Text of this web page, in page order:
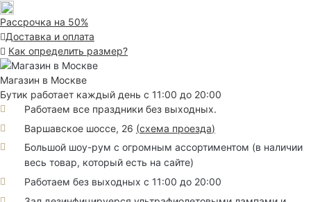
Рассрочка на 50%
Доставка и оплата
Как определить размер?
Магазин в Москве
Бутик работает каждый день с 11:00 до 20:00
Работаем все праздники без выходных.
Варшавское шоссе, 26 (схема проезда)
Большой шоу-рум с огромным ассортиментом (в наличии
весь товар, который есть на сайте)
Работаем без выходных с 11:00 до 20:00